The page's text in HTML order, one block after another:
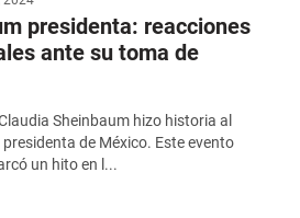
presidenta: reacciones
ante su toma de
Sheinbaum hizo historia al
de México. Este evento
un hito en l...